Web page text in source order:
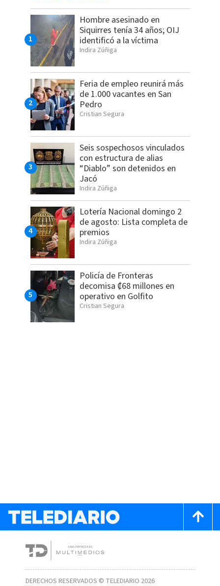
Hombre asesinado en
Siquirres tenía 34 años; OIJ
identificó a la víctima
Indira Zúñiga
Feria de empleo reunirá más
de 1.000 vacantes en San
Pedro
Cristian Segura
Seis sospechosos vinculados
con estructura de alias
“Diablo” son detenidos en
Jacó
Indira Zúñiga
Lotería Nacional domingo 2
de agosto: Lista completa de
premios
Indira Zúñiga
Policía de Fronteras
decomisa ₡68 millones en
operativo en Golfito
Cristian Segura
DERECHOS RESERVADOS © TELEDIARIO 2026